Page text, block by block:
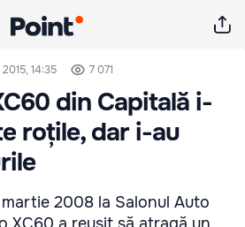
14:35 7 071
din Capitală i-
roțile, dar i-au
2008 la Salonul Auto